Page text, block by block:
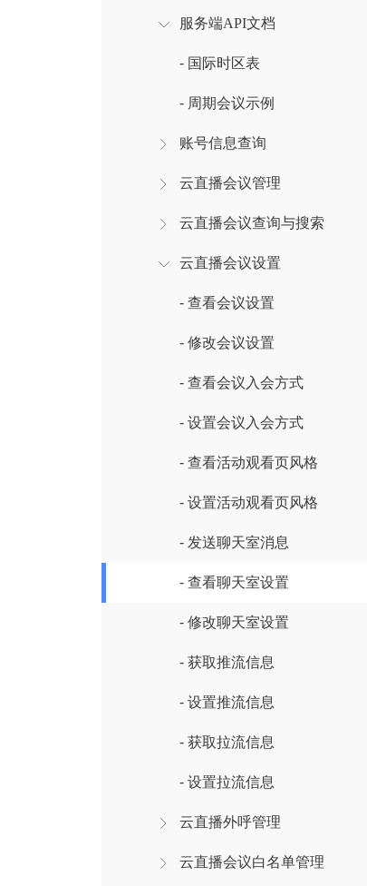
服务端API文档
- 国际时区表
- 周期会议示例
账号信息查询
云直播会议管理
云直播会议查询与搜索
云直播会议设置
- 查看会议设置
- 修改会议设置
- 查看会议入会方式
- 设置会议入会方式
- 查看活动观看页风格
- 设置活动观看页风格
- 发送聊天室消息
- 查看聊天室设置
- 修改聊天室设置
- 获取推流信息
- 设置推流信息
- 获取拉流信息
- 设置拉流信息
云直播外呼管理
云直播会议白名单管理